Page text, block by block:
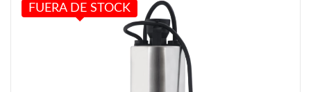
FUERA DE STOCK